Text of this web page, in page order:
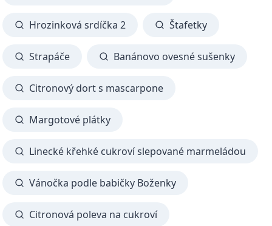
Hrozinková srdíčka 2 Štafetky
Strapáče Banánovo ovesné sušenky
Citronový dort s mascarpone
Margotové plátky
Linecké křehké cukroví slepované marmeládou
Vánočka podle babičky Boženky
Citronová poleva na cukroví